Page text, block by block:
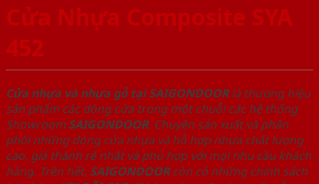
Cửa Nhựa Composite SYA
452
Cửa nhựa và nhựa gỗ tại SAIGONDOORlà thương hiệu
sản phẩm các dòng cửa trong một chuỗi các hệ thống
Showroom SAIGONDOOR. Chuyên sản xuất và phân
phối những dòng cửa nhựa và hỗ hợp nhựa chất lượng
cao, giá thành rẻ nhất và phù hợp với mọi nhu cầu khách
hàng. Trên hết, SAIGONDOORcòn có những chính sách